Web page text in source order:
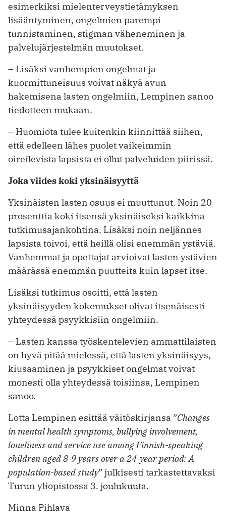
esimerkiksi mielenterveystietämyksen
lisääntyminen, ongelmien parempi
tunnistaminen, stigman väheneminen ja
palvelujärjestelmän muutokset.
– Lisäksi vanhempien ongelmat ja
kuormittuneisuus voivat näkyä avun
hakemisena lasten ongelmiin, Lempinen sanoo
tiedotteen mukaan.
– Huomiota tulee kuitenkin kiinnittää siihen,
että edelleen lähes puolet vaikeimmin
oireilevista lapsista ei ollut palveluiden piirissä.
Joka viides koki yksinäisyyttä
Yksinäisten lasten osuus ei muuttunut. Noin 20
prosenttia koki itsensä yksinäiseksi kaikkina
tutkimusajankohtina. Lisäksi noin neljännes
lapsista toivoi, että heillä olisi enemmän ystäviä.
Vanhemmat ja opettajat arvioivat lasten ystävien
määrässä enemmän puutteita kuin lapset itse.
Lisäksi tutkimus osoitti, että lasten
yksinäisyyden kokemukset olivat itsenäisesti
yhteydessä psyykkisiin ongelmiin.
– Lasten kanssa työskentelevien ammattilaisten
on hyvä pitää mielessä, että lasten yksinäisyys,
kiusaaminen ja psyykkiset ongelmat voivat
monesti olla yhteydessä toisiinsa, Lempinen
sanoo.
Lotta Lempinen esittää väitöskirjansa ”Changes
in mental health symptoms, bullying involvement,
loneliness and service use among Finnish-speaking
children aged 8-9 years over a 24-year period: A
population-based study” julkisesti tarkastettavaksi
Turun yliopistossa 3. joulukuuta.
Minna Pihlava